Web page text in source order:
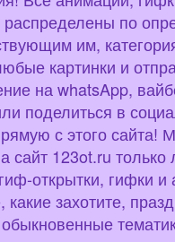
распределены по
им,
картинки и
на whatsApp,
поделиться в
с этого сайта!
сайт 123ot.ru
открытки, гифки
захотите,
обыкновенные